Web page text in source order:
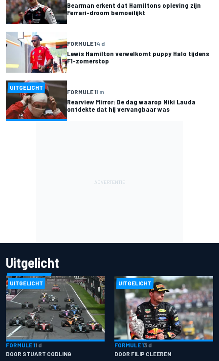
Bearman erkent dat Hamiltons opleving zijn
Ferrari-droom bemoeilijkt
FORMULE 14 d
Lewis Hamilton verwelkomt puppy Halo tijdens
F1-zomerstop
UITGELICHT
FORMULE 11 m
Rearview Mirror: De dag waarop Niki Lauda
ontdekte dat hij vervangbaar was
Uitgelicht
UITGELICHT
FORMULE 11 d
DOOR STUART CODLING
UITGELICHT
FORMULE 13 d
DOOR FILIP CLEEREN